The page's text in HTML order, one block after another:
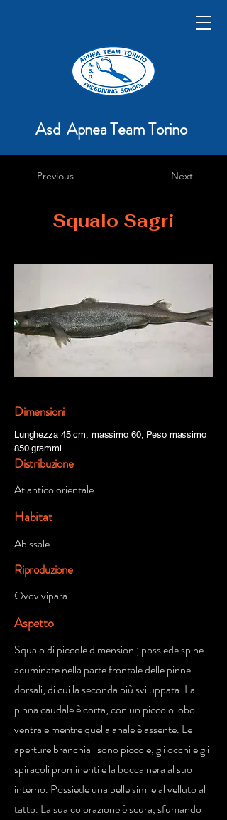
Asd Apnea Team Torino
Previous Next
Squalo Sagri
Dimensioni
Lunghezza 45 cm, massimo 60, Peso massimo
850 grammi.
Distribuzione
Atlantico orientale
Habitat
Abissale
Riproduzione
Ovovivipara
Aspetto
Squalo di piccole dimensioni; possiede spine
acuminate nella parte frontale delle pinne
dorsali, di cui la seconda più sviluppata. La
pinna caudale è corta, con un piccolo lobo
ventrale mentre quella anale è assente. Le
aperture branchiali sono piccole, gli occhi e gli
spiracoli prominenti e la bocca nera al suo
interno. Possiede una pelle simile al velluto al
tatto. La sua colorazione è scura, sfumando